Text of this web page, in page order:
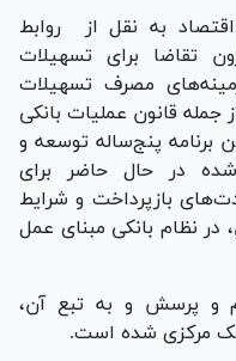
به نقل از روابط
تقاضا برای تسهیلات
مصرف تسهیلات
جمله قانون عملیات بانکی
برنامه پنج‌ساله توسعه و
در حال حاضر برای
بازپرداخت و شرایط
در نظام بانکی مبنای عمل
و پرسش و به تبع آن،
مرکزی شده است.